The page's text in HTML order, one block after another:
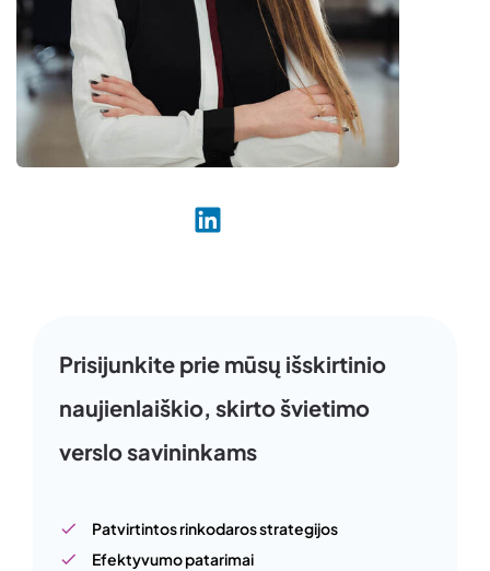
Prisijunkite prie mūsų išskirtinio
naujienlaiškio, skirto švietimo
verslo savininkams
Patvirtintos rinkodaros strategijos
Efektyvumo patarimai